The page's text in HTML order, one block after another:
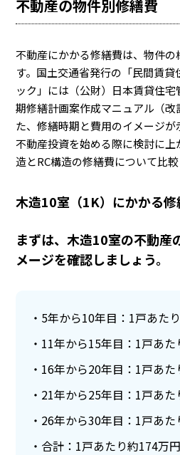
不動産の物件別修繕費
不動産にかかる修繕費は、物件の
す。国土交通省発行の「民間賃
ック」には（公財）日本賃貸住
期修繕計画案作成マニュアル（
た、修繕時期と費用のイメージが
不動産投資を始める際に検討に
造とRC構造の修繕費について比較
木造10室（1K）にかかる修
まずは、木造10室の不動産
メージを確認しましょう。
5年から10年目：1戸あた
11年から15年目：1戸あた
16年から20年目：1戸あた
21年から25年目：1戸あた
26年から30年目：1戸あた
合計：1戸あたり約174万